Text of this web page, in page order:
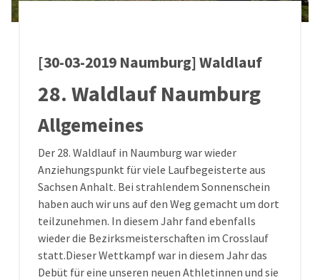
[30-03-2019 Naumburg] Waldlauf
28. Waldlauf Naumburg
Allgemeines
Der 28. Waldlauf in Naumburg war wieder
Anziehungspunkt für viele Laufbegeisterte aus
Sachsen Anhalt. Bei strahlendem Sonnenschein
haben auch wir uns auf den Weg gemacht um dort
teilzunehmen. In diesem Jahr fand ebenfalls
wieder die Bezirksmeisterschaften im Crosslauf
statt.Dieser Wettkampf war in diesem Jahr das
Debüt für eine unseren neuen Athletinnen und sie